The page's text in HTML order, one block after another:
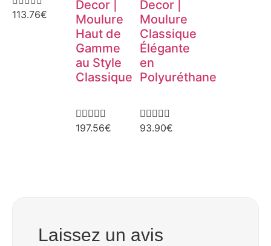
113.76€
Decor |
Moulure
Haut de
Gamme
au Style
Classique

197.56€
Decor |
Moulure
Classique
Élégante
en
Polyuréthane

93.90€
Laissez un avis